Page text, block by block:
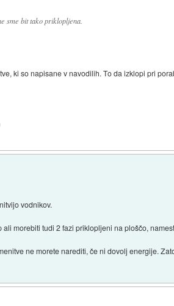
sme bit tako priklopljena.
ki so napisane v navodilih. To da izklopi pri
vodnikov.
morebiti tudi 2 fazi priklopljeni na ploščo,
ne morete narediti, če ni dovolj energije.